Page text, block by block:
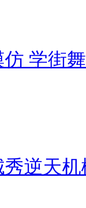
学街
逆天机